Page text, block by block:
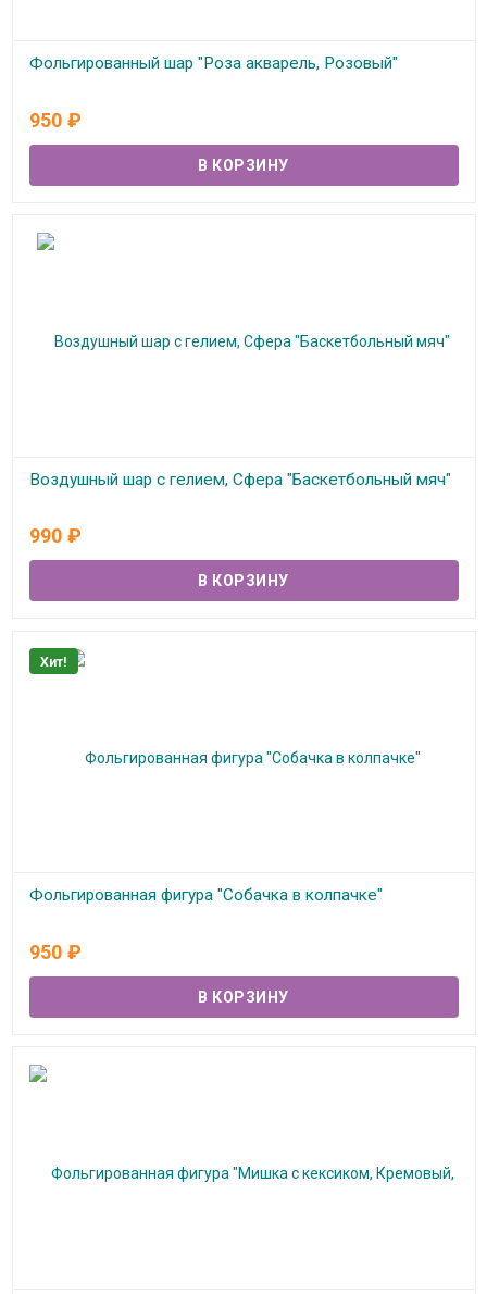
Фольгированный шар "Роза акварель, Розовый"
950 ₽
Воздушный шар с гелием, Сфера "Баскетбольный мяч"
990 ₽
Хит!
Фольгированная фигура "Собачка в колпачке"
950 ₽